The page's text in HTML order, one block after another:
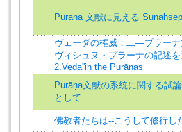
Purana 文献に見える
ヴェーダの権威：二—プラー
ヴィシュヌ・プラーナの記述
2.Veda''in the Purāṇas
Purāṇa文献の系統に関する試
として
佛教者たちは--こうして修行し